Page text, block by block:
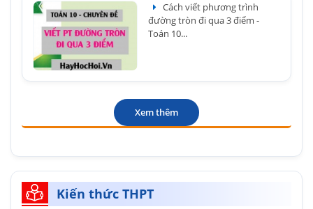
Cách viết phương trình
đường tròn đi qua 3 điểm -
Toán 10...
Xem thêm
Kiến thức THPT